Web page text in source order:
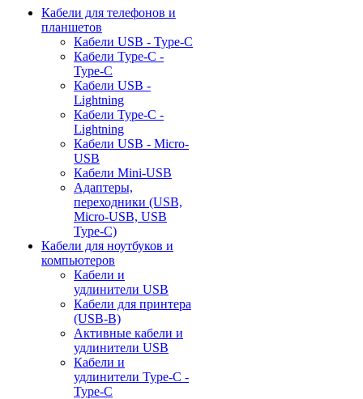
Кабели для телефонов и
планшетов
Кабели USB - Type-C
Кабели Type-C -
Type-C
Кабели USB -
Lightning
Кабели Type-C -
Lightning
Кабели USB - Micro-
USB
Кабели Mini-USB
Адаптеры,
переходники (USB,
Micro-USB, USB
Type-C)
Кабели для ноутбуков и
компьютеров
Кабели и
удлинители USB
Кабели для принтера
(USB-B)
Активные кабели и
удлинители USB
Кабели и
удлинители Type-C -
Type-C